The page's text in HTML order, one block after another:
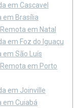
em Cascavel
em Brasília
em Natal
em Foz do Iguaçu
em São Luís
em Porto
em Joinville
em Cuiabá